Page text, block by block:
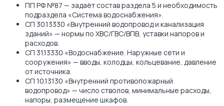
ПП РФ №87 — задаёт состав раздела 5 и необходимость
подраздела «Система водоснабжения».
СП 30.13330 «Внутренний водопровод и канализация
зданий» — нормы по ХВС/ГВС/ВПВ, уставки напоров и
расходов.
СП 31.13330 «Водоснабжение. Наружные сети и
сооружения» — вводы, колодцы, кольцевание, давление
от источника.
СП 10.13130 «Внутренний противопожарный
водопровод» — число стволов, минимальные расходы,
напоры, размещение шкафов.